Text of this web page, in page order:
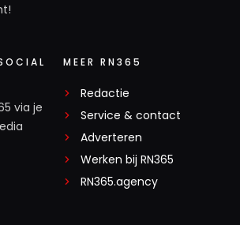
via je
MEER RN365
Redactie
Service & contact
Adverteren
Werken bij RN365
RN365.agency